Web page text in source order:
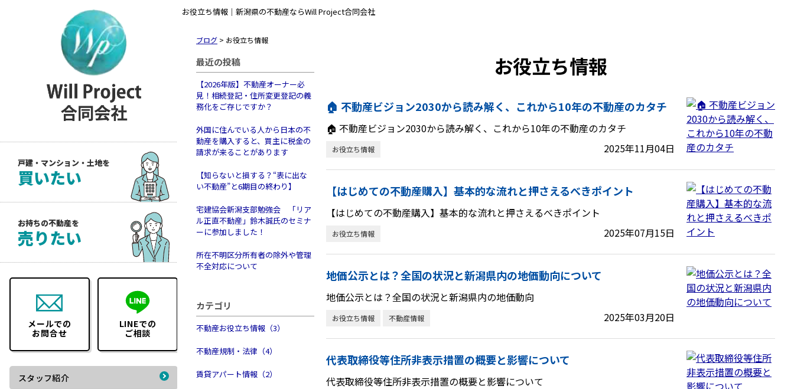
戸建・マンション・土地を
買いたい
お持ちの不動産を
売りたい
メールでの
お問合せ
LINEでの
ご相談
スタッフ紹介
お役立ち情報｜新潟県の不動産ならWill Project合同会社
ブログ > お役立ち情報
最近の投稿
【2026年版】不動産オーナー必
見！相続登記・住所変更登記の義
務化をご存じですか？
外国に住んでいる人から日本の不
動産を購入すると、買主に税金の
請求が来ることがあります
【知らないと損する？“表に出な
い不動産”と6期目の終わり】
宅建協会新潟支部勉強会 「リア
ル正直不動産」鈴木誠氏のセミナ
ーに参加しました！
所在不明区分所有者の除外や管理
不全対応について
カテゴリ
不動産お役立ち情報（3）
不動産規制・法律（4）
賃貸アパート情報（2）
お役立ち情報
🏠 不動産ビジョン2030から読み解く、これから10年の不動産のカタチ
🏠 不動産ビジョン2030から読み解く、これから10年の不動産のカタチ
お役立ち情報 2025年11月04日
【はじめての不動産購入】基本的な流れと押さえるべきポイント
【はじめての不動産購入】基本的な流れと押さえるべきポイント
お役立ち情報 2025年07月15日
地価公示とは？全国の状況と新潟県内の地価動向について
地価公示とは？全国の状況と新潟県内の地価動向
お役立ち情報 不動産情報 2025年03月20日
代表取締役等住所非表示措置の概要と影響について
代表取締役等住所非表示措置の概要と影響について